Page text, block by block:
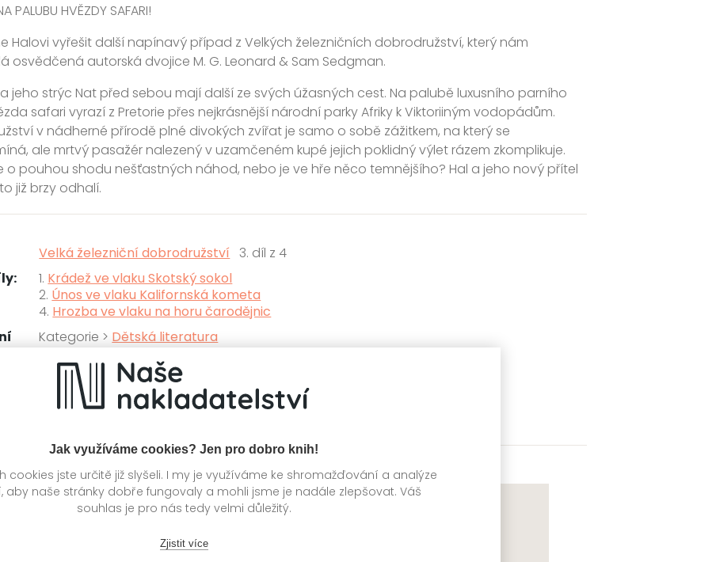
Jak využíváme cookies? Jen pro dobro knih!
cookies jste určitě již slyšeli. I my je využíváme ke shromažďování a analýze
aby naše stránky dobře fungovaly a mohli jsme je nadále zlepšovat. Váš
souhlas je pro nás tedy velmi důležitý.
Zjistit více
PALUBU HVĚZDY SAFARI!
Halovi vyřešit další napínavý případ z Velkých železničních dobrodružství, který nám
osvědčená autorská dvojice M. G. Leonard & Sam Sedgman.
a jeho strýc Nat před sebou mají další ze svých úžasných cest. Na palubě luxusního parního
safari vyrazí z Pretorie přes nejkrásnější národní parky Afriky k Viktoriiným vodopádům.
v nádherné přírodě plné divokých zvířat je samo o sobě zážitkem, na který se
ale mrtvý pasažér nalezený v uzamčeném kupé jejich poklidný výlet rázem zkomplikuje.
o pouhou shodu nešťastných náhod, nebo je ve hře něco temnějšího? Hal a jeho nový přítel
již brzy odhalí.
Velká železniční dobrodružství 3. díl z 4
1. Krádež ve vlaku Skotský sokol
2. Únos ve vlaku Kalifornská kometa
4. Hrozba ve vlaku na horu čarodějnic
Kategorie > Dětská literatura